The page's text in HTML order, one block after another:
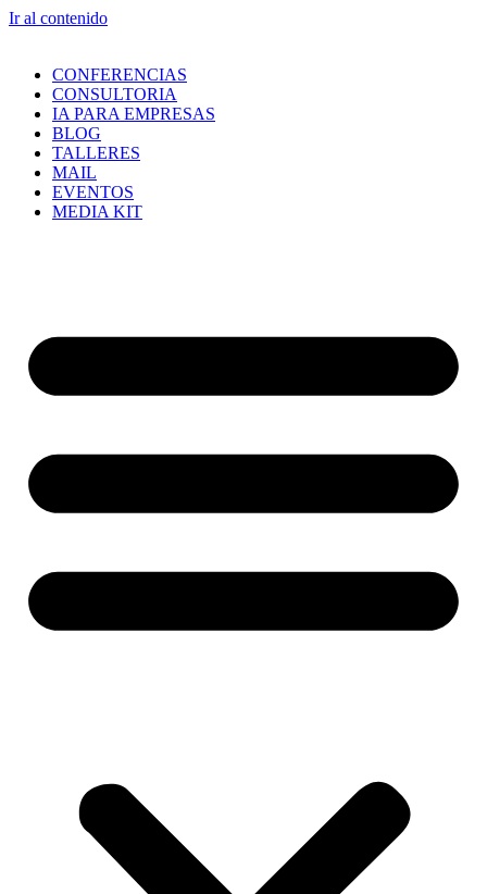
Ir al contenido
CONFERENCIAS
CONSULTORIA
IA PARA EMPRESAS
BLOG
TALLERES
MAIL
EVENTOS
MEDIA KIT